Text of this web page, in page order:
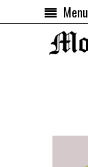
Menu